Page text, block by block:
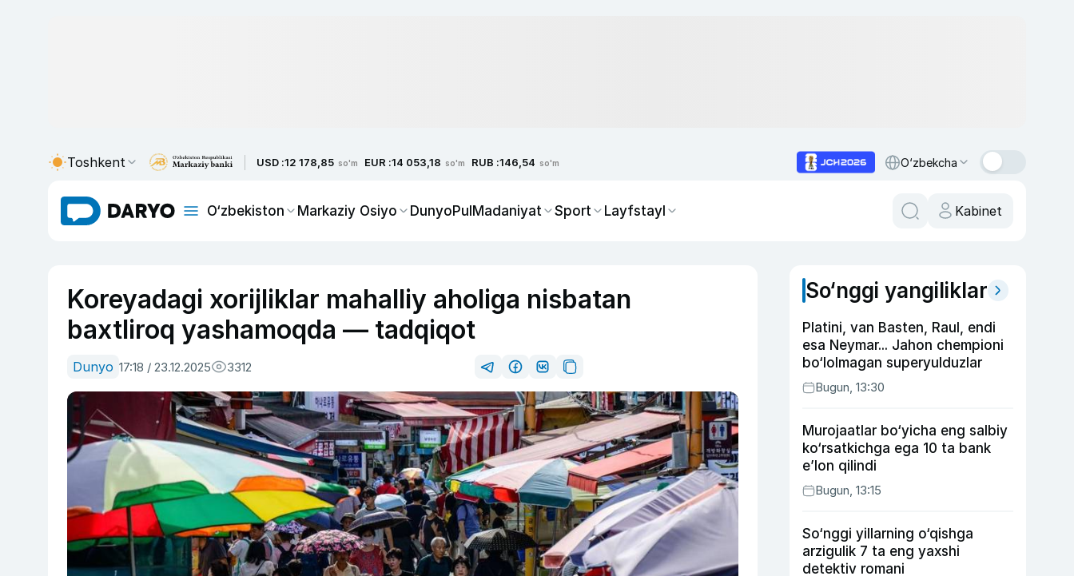
Toshkent USD :12 178,85 so'm EUR :14 053,18 so'm RUB :146,54 so'm O‘zbekcha
O‘zbekiston Markaziy Osiyo DunyoPulMadaniyat Sport Layfstayl Kabinet
Koreyadagi xorijliklar mahalliy aholiga nisbatan
baxtliroq yashamoqda — tadqiqot
Dunyo 17:18 / 23.12.2025 3312
So‘nggi yangiliklar
Platini, van Basten, Raul, endi
esa Neymar... Jahon chempioni
bo‘lolmagan superyulduzlar
Bugun, 13:30
Murojaatlar bo‘yicha eng salbiy
ko‘rsatkichga ega 10 ta bank
e’lon qilindi
Bugun, 13:15
So‘nggi yillarning o‘qishga
arzigulik 7 ta eng yaxshi
detektiv romani